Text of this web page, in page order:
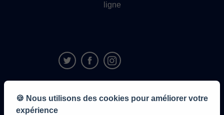
ligne
9,6/10
avis
🍪 Nous utilisons des cookies pour améliorer votre
expérience